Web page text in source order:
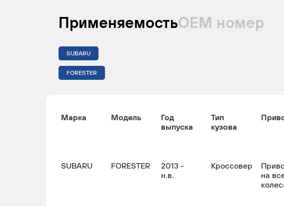
ПрименяемостьОЕМ номер
SUBARU
FORESTER
Марка Модель
Год
выпуска
Тип
кузова
SUBARU FORESTER
2013 -
н.в.
Кроссовер
на